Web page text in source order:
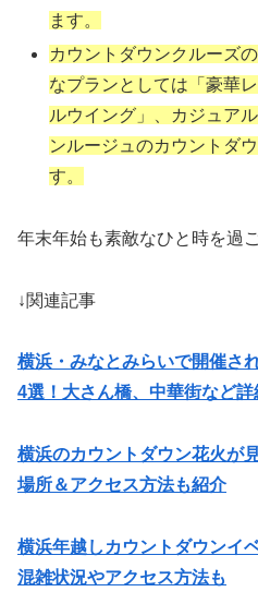
ます。
カウントダウンクルーズ
なプランとしては「豪華
ルウイング」、カジュア
ンルージュのカウントダ
す。
年末年始も素敵なひと時を過
↓関連記事
横浜・みなとみらいで開催さ
4選！大さん橋、中華街など詳
横浜のカウントダウン花火が
場所＆アクセス方法も紹介
横浜年越しカウントダウンイ
混雑状況やアクセス方法も